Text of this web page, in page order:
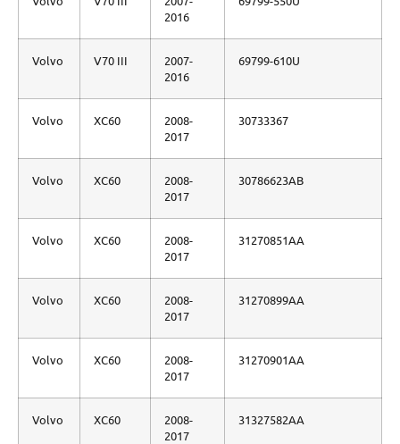
2016
Volvo V70 III
2007-
2016
69799-610U
Volvo XC60
2008-
2017
30733367
Volvo XC60
2008-
2017
30786623AB
Volvo XC60
2008-
2017
31270851AA
Volvo XC60
2008-
2017
31270899AA
Volvo XC60
2008-
2017
31270901AA
Volvo XC60
2008-
2017
31327582AA